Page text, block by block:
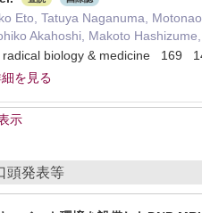
Eto, Tatuya Naganuma,
Akahoshi, Makoto
radical biology & medicine 169
を見る
示
頭発表等